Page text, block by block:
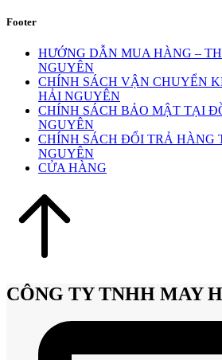
Footer
HƯỚNG DẪN MUA HÀNG –
NGUYÊN
CHÍNH SÁCH VẬN CHUYỂN
HẢI NGUYÊN
CHÍNH SÁCH BẢO MẬT TẠI
NGUYÊN
CHÍNH SÁCH ĐỔI TRẢ HÀNG
NGUYÊN
CỬA HÀNG
CÔNG TY TNHH MAY